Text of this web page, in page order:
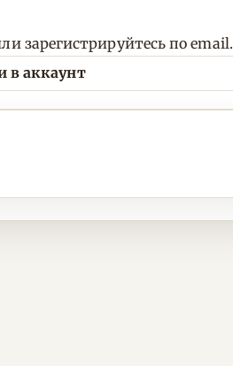
зарегистрируйтесь по email.
в аккаунт